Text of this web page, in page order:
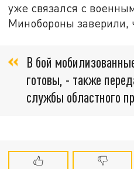
уже связался с
Минобороны заверили,
В бой
готовы, - также
службы областного